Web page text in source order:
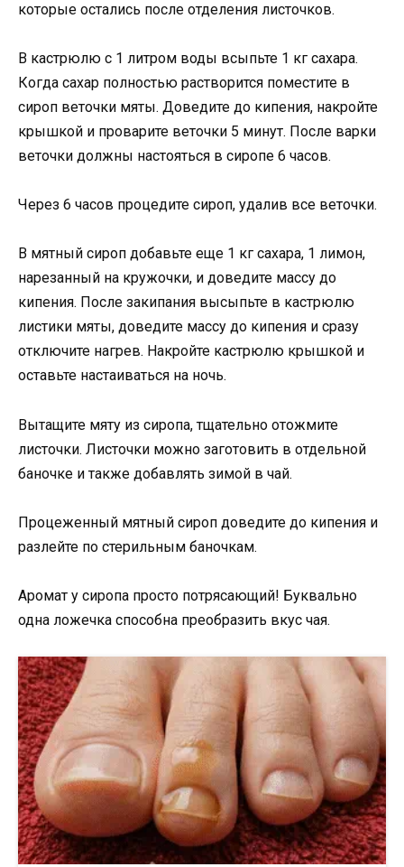
которые остались после отделения листочков.
В кастрюлю с 1 литром воды всыпьте 1 кг сахара.
Когда сахар полностью растворится поместите в
сироп веточки мяты. Доведите до кипения, накройте
крышкой и проварите веточки 5 минут. После варки
веточки должны настояться в сиропе 6 часов.
Через 6 часов процедите сироп, удалив все веточки.
В мятный сироп добавьте еще 1 кг сахара, 1 лимон,
нарезанный на кружочки, и доведите массу до
кипения. После закипания высыпьте в кастрюлю
листики мяты, доведите массу до кипения и сразу
отключите нагрев. Накройте кастрюлю крышкой и
оставьте настаиваться на ночь.
Вытащите мяту из сиропа, тщательно отожмите
листочки. Листочки можно заготовить в отдельной
баночке и также добавлять зимой в чай.
Процеженный мятный сироп доведите до кипения и
разлейте по стерильным баночкам.
Аромат у сиропа просто потрясающий! Буквально
одна ложечка способна преобразить вкус чая.